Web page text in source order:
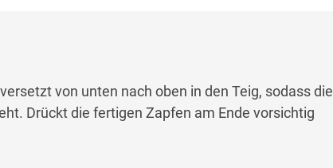
von unten nach oben in den Teig, sodass die
Drückt die fertigen Zapfen am Ende vorsichtig